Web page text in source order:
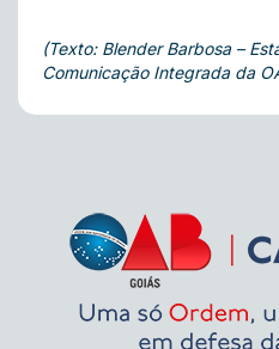
(Texto: Blender Barbosa –
Comunicação Integrada da